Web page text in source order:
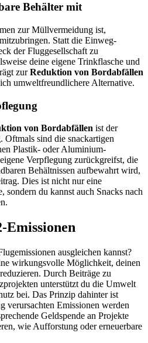
Behälter mit
zur Müllvermeidung ist,
Statt die Einweg-
der Fluggesellschaft zu
deine eigene Trinkflasche und
zurReduktion von Bordabfällen
umweltfreundlichere Alternative.
von Bordabfällen ist der
sind die snackartigen
Plastik- oder Aluminium-
Verpflegung zurückgreifst, die
Behältnissen aufbewahrt wird,
Dies ist nicht nur eine
du kannst auch Snacks nach
Emissionen
ausgleichen kannst?
wirkungsvolle Möglichkeit, deinen
Durch Beiträge zu
unterstützt du die Umwelt
bei. Das Prinzip dahinter ist
verursachten Emissionen werden
Geldspende an Projekte
wie Aufforstung oder erneuerbare